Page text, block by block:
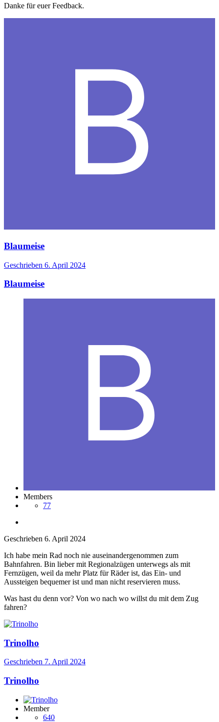
Danke für euer Feedback.
Blaumeise
Geschrieben 6. April 2024
Blaumeise
Members
77
Geschrieben 6. April 2024
Ich habe mein Rad noch nie auseinandergenommen zum
Bahnfahren. Bin lieber mit Regionalzügen unterwegs als mit
Fernzügen, weil da mehr Platz für Räder ist, das Ein- und
Aussteigen bequemer ist und man nicht reservieren muss.
Was hast du denn vor? Von wo nach wo willst du mit dem Zug
fahren?
Trinolho
Geschrieben 7. April 2024
Trinolho
Member
640